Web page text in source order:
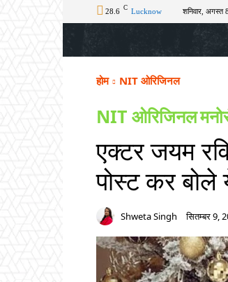
28.6 C Lucknow शनिवार, अगस्त
अपराध
होम NIT ओरिजिनल
NIT ओरिजिनल
एक्टर जयम
पोस्ट कर बोले
Shweta Singh सितम्बर 9,